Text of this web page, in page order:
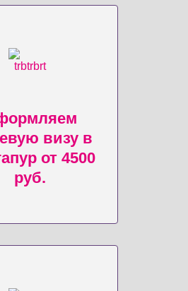
визу в
от 4500
руб.